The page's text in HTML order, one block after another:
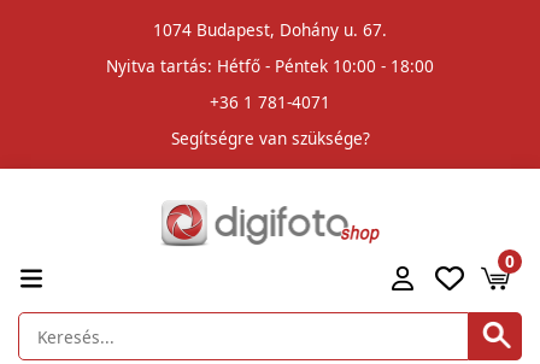
1074 Budapest, Dohány u. 67.
Nyitva tartás: Hétfő - Péntek 10:00 - 18:00
+36 1 781-4071
Segítségre van szüksége?
0